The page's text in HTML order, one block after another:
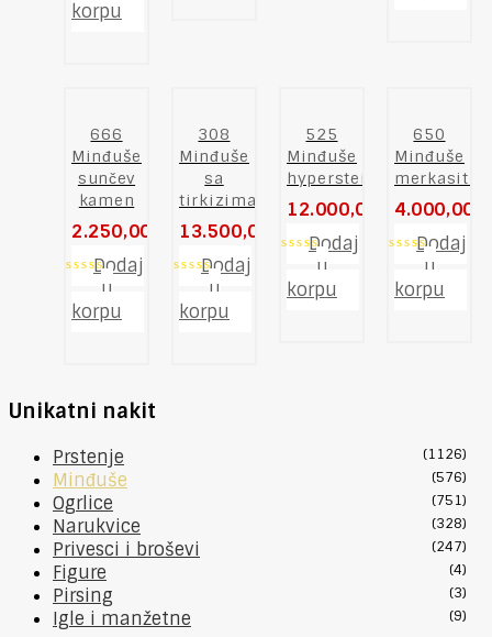
out
of
korpu
666
Minđuše
sunčev
kamen
2.250,00 RSD
out
of
Dodaj
u
korpu
308
Minđuše
sa
tirkizima
13.500,00 RSD
out
of
Dodaj
u
korpu
525
Minđuše
hyperstein
12.000,00 RSD
out
of
Dodaj
u
korpu
650
Minđuše
merkasiti
4.000,00
out
of
Dodaj
u
korpu
Unikatni nakit
Prstenje (1126)
Minđuše (576)
Ogrlice (751)
Narukvice (328)
Privesci i broševi (247)
Figure (4)
Pirsing (3)
Igle i manžetne (9)